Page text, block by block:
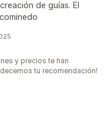
de guías. El
y precios te han
tu recomendación!